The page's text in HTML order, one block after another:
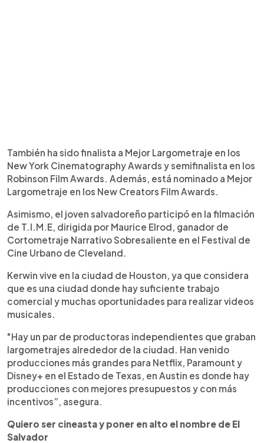
También ha sido finalista a Mejor Largometraje en los
New York Cinematography Awards y semifinalista en los
Robinson Film Awards. Además, está nominado a Mejor
Largometraje en los New Creators Film Awards.
Asimismo, el joven salvadoreño participó en la filmación
de T.I.M.E, dirigida por Maurice Elrod, ganador de
Cortometraje Narrativo Sobresaliente en el Festival de
Cine Urbano de Cleveland.
Kerwin vive en la ciudad de Houston, ya que considera
que es una ciudad donde hay suficiente trabajo
comercial y muchas oportunidades para realizar videos
musicales.
"Hay un par de productoras independientes que graban
largometrajes alrededor de la ciudad. Han venido
producciones más grandes para Netflix, Paramount y
Disney+ en el Estado de Texas, en Austin es donde hay
producciones con mejores presupuestos y con más
incentivos”, asegura.
Quiero ser cineasta y poner en alto el nombre de El
Salvador